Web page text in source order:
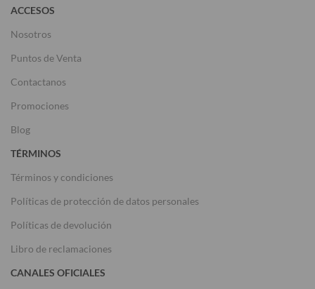
ACCESOS
Nosotros
Puntos de Venta
Contactanos
Promociones
Blog
TÉRMINOS
Términos y condiciones
Políticas de protección de datos personales
Políticas de devolución
Libro de reclamaciones
CANALES OFICIALES